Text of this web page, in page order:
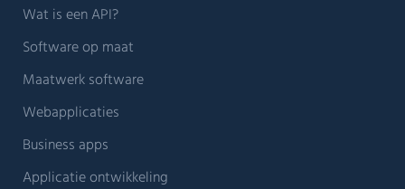
Wat is een API?
Software op maat
Maatwerk software
Webapplicaties
Business apps
Applicatie ontwikkeling